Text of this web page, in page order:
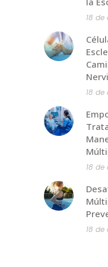
18
18
18
18